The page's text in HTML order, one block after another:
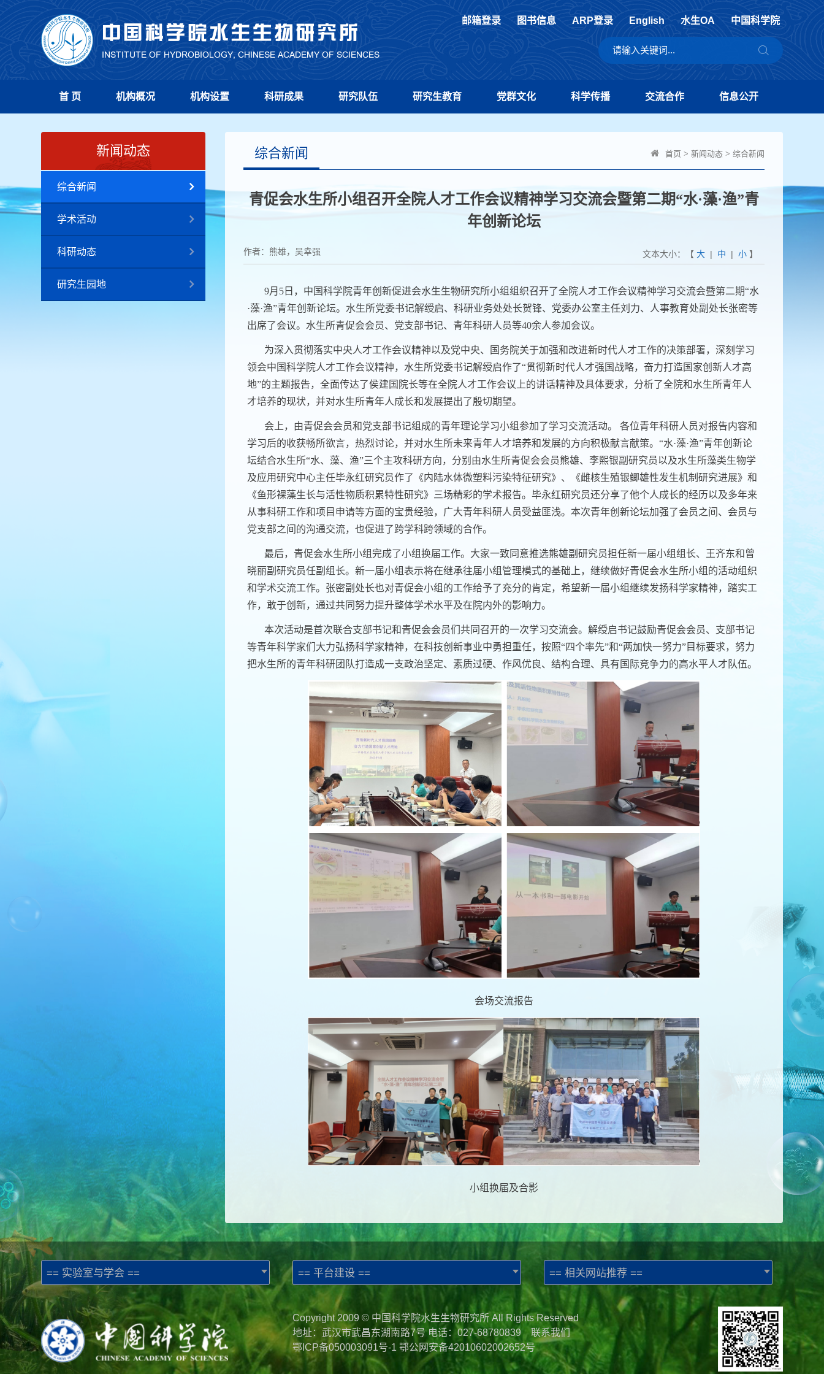
邮箱登录 图书信息 ARP登录 English 水生OA 中国科学院
首 页 机构概况 机构设置 科研成果 研究队伍 研究生教育 党群文化 科学传播 交流合作 信息公开
新闻动态
综合新闻
学术活动
科研动态
研究生园地
综合新闻 首页 > 新闻动态 > 综合新闻
青促会水生所小组召开全院人才工作会议精神学习交流会暨第二期“水·藻·渔”青
年创新论坛
作者：熊雄，吴幸强 文本大小：【 大| 中 | 小】
9月 5 日，中国科学院青年创新促进会水生生物研究所小组组织召开了全院人才工作会议精神学习交流会暨第二期“水
·藻·渔”青年创新论坛。水生所党委书记解绶启、科研业务处处长贺锋、党委办公室主任刘力、人事教育处副处长张密等
出席了会议。水生所青促会会员、党支部书记、青年科研人员等40余人参加会议。
为深入贯彻落实中央人才工作会议精神以及党中央、国务院关于加强和改进新时代人才工作的决策部署，深刻学习
领会中国科学院人才工作会议精神，水生所党委书记解绶启作了“贯彻新时代人才强国战略，奋力打造国家创新人才高
地”的主题报告，全面传达了侯建国院长等在全院人才工作会议上的讲话精神及具体要求，分析了全院和水生所青年人
才培养的现状，并对水生所青年人成长和发展提出了殷切期望。
会上，由青促会会员和党支部书记组成的青年理论学习小组参加了学习交流活动。
各位青年科研人员对报告内容和
学习后的收获畅所欲言，热烈讨论，并对水生所未来青年人才培养和发展的方向积极献言献策。“水·藻·渔”青年创新论
坛结合水生所“水、藻、渔”三个主攻科研方向，分别由水生所青促会会员熊雄、李熙银副研究员以及水生所藻类生物学
及应用研究中心主任毕永红研究员作了《内陆水体微塑料污染特征研究》、《雌核生殖银鲫雄性发生机制研究进展》和
《鱼形裸藻生长与活性物质积累特性研究》三场精彩的学术报告。毕永红研究员还分享了他个人成长的经历以及多年来
从事科研工作和项目申请等方面的宝贵经验，广大青年科研人员受益匪浅。本次青年创新论坛加强了会员之间、会员与
党支部之间的沟通交流，也促进了跨学科跨领域的合作。
最后，青促会水生所小组完成了小组换届工作。大家一致同意推选熊雄副研究员担任新一届小组组长、王齐东和曾
晓丽副研究员任副组长。新一届小组表示将在继承往届小组管理模式的基础上，继续做好青促会水生所小组的活动组织
和学术交流工作。张密副处长也对青促会小组的工作给予了充分的肯定，希望新一届小组继续发扬科学家精神，踏实工
作，敢于创新，通过共同努力提升整体学术水平及在院内外的影响力。
本次活动是首次联合支部书记和青促会会员们共同召开的一次学习交流会。解绶启书记鼓励青促会会员、支部书记
等青年科学家们大力弘扬科学家精神，在科技创新事业中勇担重任，按照“四个率先”和“两加快一努力”目标要求，努力
把水生所的青年科研团队打造成一支政治坚定、素质过硬、作风优良、结构合理、具有国际竞争力的高水平人才队伍。
会场交流报告
小组换届及合影
== 实验室与学会 == == 平台建设 == == 相关网站推荐 ==
Copyright 2009 © 中国科学院水生生物研究所 All Rights Reserved
地址：武汉市武昌东湖南路7号 电话：027-68780839 联系我们
鄂ICP备050003091号-1 鄂公网安备42010602002652号